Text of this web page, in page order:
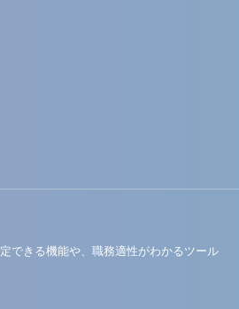
できる機能や、職務適性がわかるツール